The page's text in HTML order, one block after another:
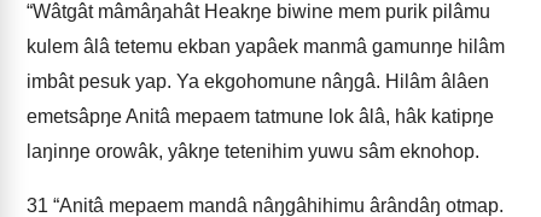
“Wâtgât mâmâŋahât Heakŋe biwine mem purik pilâmu
kulem âlâ tetemu ekban yapâek manmâ gamunŋe hilâm
imbât pesuk yap. Ya ekgohomune nâŋgâ. Hilâm âlâen
emetsâpŋe Anitâ mepaem tatmune lok âlâ, hâk katipŋe
laŋinŋe orowâk, yâkŋe tetenihim yuwu sâm eknohop.
31 “Anitâ mepaem mandâ nâŋgâhihimu ârândâŋ otmap.